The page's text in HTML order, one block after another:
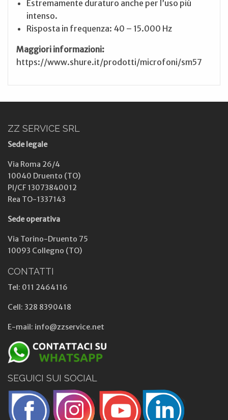
Estremamente duraturo anche per l’uso più
intenso.
Risposta in frequenza: 40 – 15.000 Hz
Maggiori informazioni:
https://www.shure.it/prodotti/microfoni/sm57
ZZ SERVICE SRL
Sede legale
Via Roma 26/4
10040 Druento (TO)
PI/CF 13073840012
Rea TO-1337143
Sede operativa
Via Torino-Druento 75
10093 Collegno (TO)
CONTATTI
Tel: 011 2464116
Cell: 328 8390418
E-mail: info@zzservice.net
SEGUICI SUI SOCIAL